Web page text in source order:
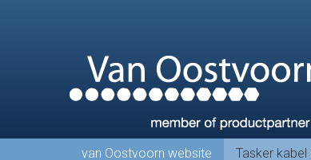
van Oostvoorn website Tasker kabel